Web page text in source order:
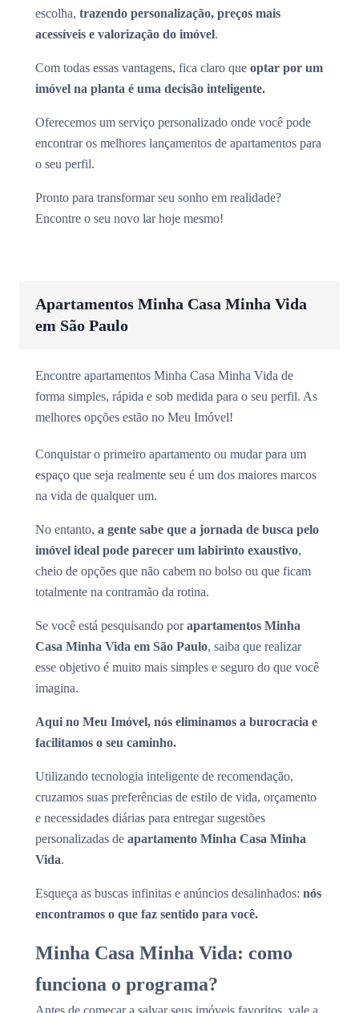
escolha, trazendo personalização, preços mais
acessíveis e valorização do imóvel.
Com todas essas vantagens, fica claro que optar por um
imóvel na planta é uma decisão inteligente.
Oferecemos um serviço personalizado onde você pode
encontrar os melhores lançamentos de apartamentos para
o seu perfil.
Pronto para transformar seu sonho em realidade?
Encontre o seu novo lar hoje mesmo!
Apartamentos Minha Casa Minha Vida
em São Paulo
Encontre apartamentos Minha Casa Minha Vida de
forma simples, rápida e sob medida para o seu perfil. As
melhores opções estão no Meu Imóvel!
Conquistar o primeiro apartamento ou mudar para um
espaço que seja realmente seu é um dos maiores marcos
na vida de qualquer um.
No entanto, a gente sabe que a jornada de busca pelo
imóvel ideal pode parecer um labirinto exaustivo,
cheio de opções que não cabem no bolso ou que ficam
totalmente na contramão da rotina.
Se você está pesquisando porapartamentos Minha
Casa Minha Vida em São Paulo, saiba que realizar
esse objetivo é muito mais simples e seguro do que você
imagina.
Aqui no Meu Imóvel, nós eliminamos a burocracia e
facilitamos o seu caminho.
Utilizando tecnologia inteligente de recomendação,
cruzamos suas preferências de estilo de vida, orçamento
e necessidades diárias para entregar sugestões
personalizadas de apartamento Minha Casa Minha
Vida.
Esqueça as buscas infinitas e anúncios desalinhados: nós
encontramos o que faz sentido para você.
Minha Casa Minha Vida: como
funciona o programa?
Antes de começar a salvar seus imóveis favoritos, vale a